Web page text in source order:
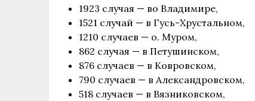
1923 случая — во Владимире,
1521 случай — в Гусь-Хрустальном,
1210 случаев — о. Муром,
862 случая — в Петушинском,
876 случаев — в Ковровском,
790 случаев — в Александровском,
518 случаев — в Вязниковском,